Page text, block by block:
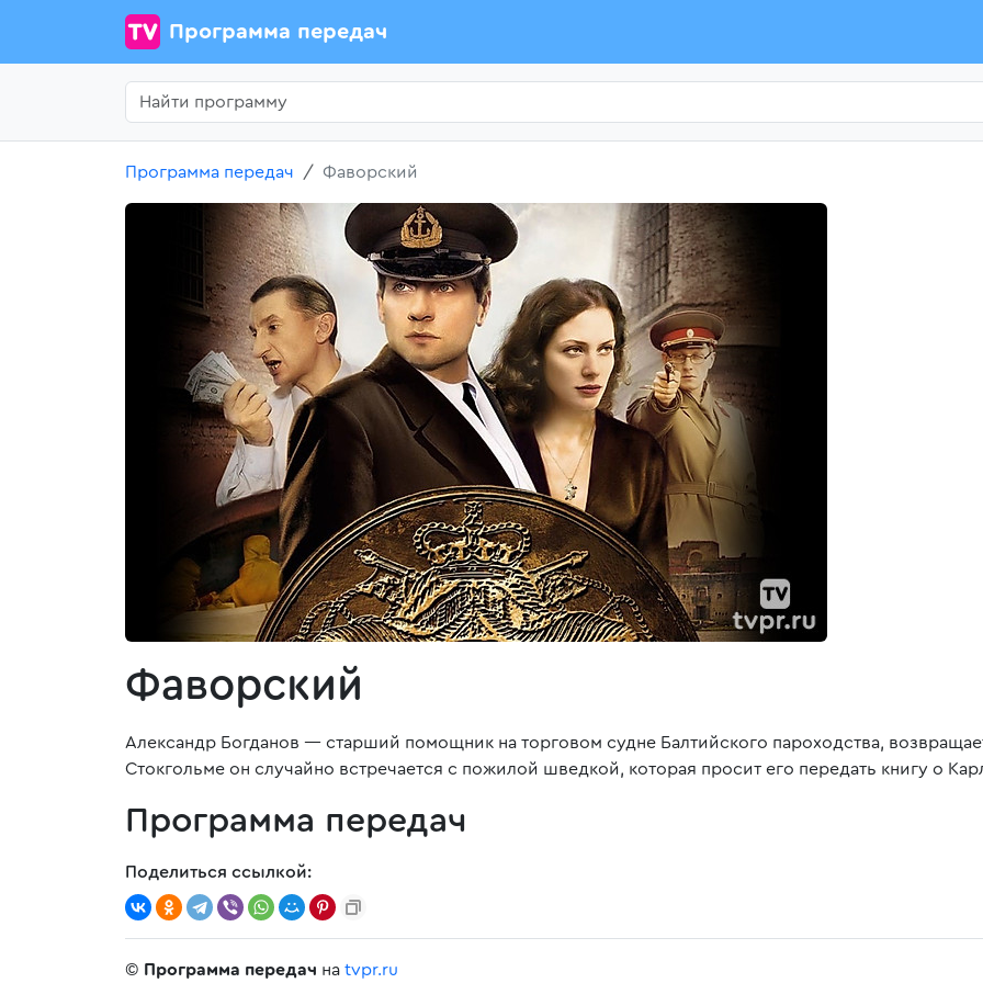
Программа передач
Программа передач Фаворский
Фаворский
Александр Богданов — старший помощник на торговом судне Балтийского пароходства,
Стокгольме он случайно встречается с пожилой шведкой, которая просит его передать книгу о
Программа передач
Поделиться ссылкой:
© Программа передач на tvpr.ru